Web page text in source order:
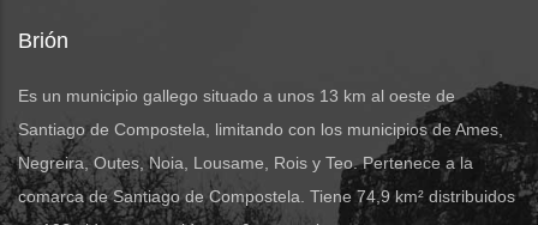
Brión
Es un municipio gallego situado a unos 13 km al oeste de
Santiago de Compostela, limitando con los municipios de Ames,
Negreira, Outes, Noia, Lousame, Rois y Teo. Pertenece a la
comarca de Santiago de Compostela. Tiene 74,9 km² distribuidos